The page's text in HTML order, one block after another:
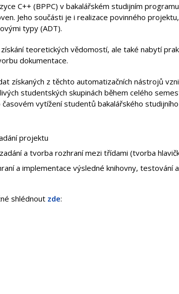
C++ (BPPC) v bakalářském studijním
Jeho součásti je i realizace povinného
typy (ADT).
teoretických vědomostí, ale také nabytí
dokumentace.
získaných z těchto automatizačních nástrojů
studentských skupinách během celého
vytížení studentů bakalářského
projektu
a tvorba rozhraní mezi třídami (tvorba
a implementace výsledné knihovny, testování
shlédnout zde: